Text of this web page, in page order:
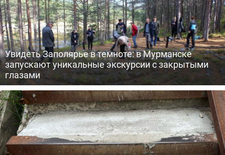
Увидеть Заполярье в темноте: в Мурманске
запускают уникальные экскурсии с закрытыми
глазами